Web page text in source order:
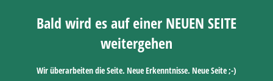
Bald wird es auf einer NEUEN SEITE
weitergehen
Wir überarbeiten die Seite. Neue Erkenntnisse. Neue Seite ;-)